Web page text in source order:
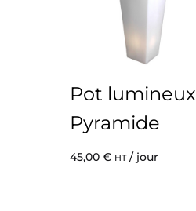
Pot lumineux
Pyramide
45,00 € HT/ jour